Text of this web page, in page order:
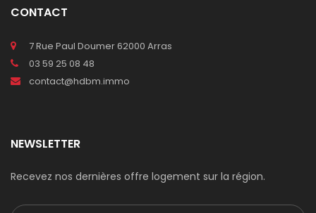
CONTACT
7 Rue Paul Doumer 62000 Arras
03 59 25 08 48
contact@hdbm.immo
NEWSLETTER
Recevez nos dernières offre logement sur la région.